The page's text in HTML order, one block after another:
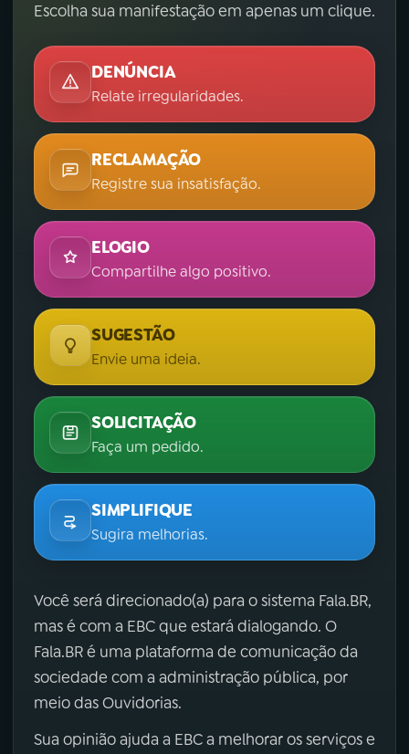
Escolha sua manifestação em apenas um clique.
DENÚNCIA
Relate irregularidades.
RECLAMAÇÃO
Registre sua insatisfação.
ELOGIO
Compartilhe algo positivo.
SUGESTÃO
Envie uma ideia.
SOLICITAÇÃO
Faça um pedido.
SIMPLIFIQUE
Sugira melhorias.
Você será direcionado(a) para o sistema Fala.BR,
mas é com a EBC que estará dialogando. O
Fala.BR é uma plataforma de comunicação da
sociedade com a administração pública, por
meio das Ouvidorias.
Sua opinião ajuda a EBC a melhorar os serviços e